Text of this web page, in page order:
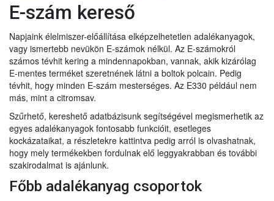
E-szám kereső
Napjaink élelmiszer-előállítása elképzelhetetlen adalékanyagok,
vagy ismertebb nevükön E-számok nélkül. Az E-számokról
számos tévhit kering a mindennapokban, vannak, akik kizárólag
E-mentes terméket szeretnének látni a boltok polcain. Pedig
tévhit, hogy minden E-szám mesterséges. Az E330 például nem
más, mint a citromsav.
Szűrhető, kereshető adatbázisunk segítségével megismerhetik az
egyes adalékanyagok fontosabb funkcióit, esetleges
kockázataikat, a részletekre kattintva pedig arról is olvashatnak,
hogy mely termékekben fordulnak elő leggyakrabban és további
szakirodalmat is ajánlunk.
Főbb adalékanyag csoportok